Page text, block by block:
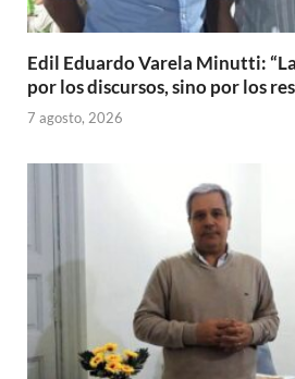
Edil Eduardo Varela Minutti:
por los discursos, sino por los
7 agosto, 2026